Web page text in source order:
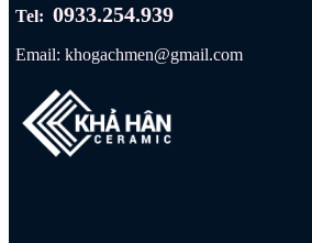
Tel:0933.254.939
Email: khogachmen@gmail.com